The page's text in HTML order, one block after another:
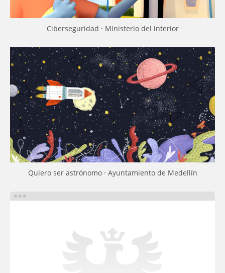
Ciberseguridad · Ministerio del interior
Quiero ser astrónomo · Ayuntamiento de Medellín